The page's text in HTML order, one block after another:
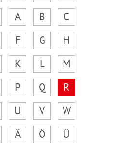
A B
C
F G
H
K L
M
P Q
R
U V
W
Ä Ö
Ü